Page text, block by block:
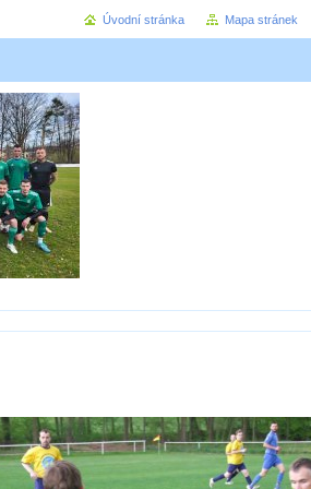
Úvodní stránka Mapa stránek